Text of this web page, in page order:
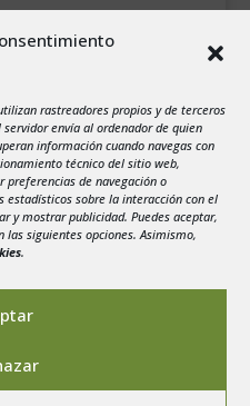
rastreadores propios y de terceros
envía al ordenador de quien
información cuando navegas con
técnico del sitio web,
preferencias de navegación o
sobre la interacción con el
y mostrar publicidad. Puedes aceptar,
las siguientes opciones. Asimismo,
.
V S
7 8
9
14 15
16
21 22
23
28 29
30